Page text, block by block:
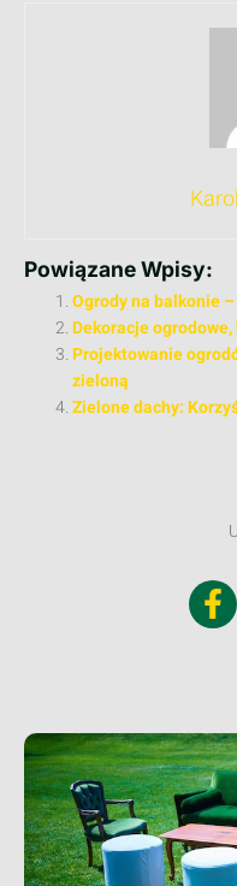
Powiązane Wpisy:
Ogrody na balkonie
Dekoracje
Projektowanie
zieloną
Zielone dachy: